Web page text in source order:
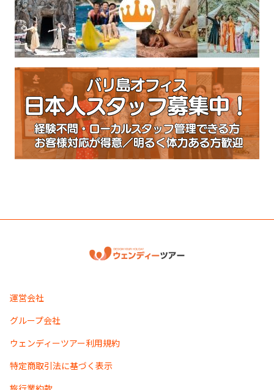
運営会社
グループ会社
ウェンディーツアー利用規約
特定商取引法に基づく表示